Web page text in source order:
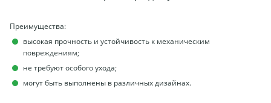
Преимущества:
высокая прочность и устойчивость к механическим
повреждениям;
не требуют особого ухода;
могут быть выполнены в различных дизайнах.